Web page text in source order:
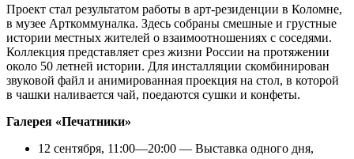
Проект стал результатом работы в арт-резиденции в Коломне,
в музее Арткоммуналка. Здесь собраны смешные и грустные
истории местных жителей о взаимоотношениях с соседями.
Коллекция представляет срез жизни России на протяжении
около 50 летней истории. Для инсталляции скомбинирован
звуковой файл и анимированная проекция на стол, в которой
в чашки наливается чай, поедаются сушки и конфеты.
Галерея «Печатники»
12 сентября, 11:00—20:00 — Выставка одного дня,